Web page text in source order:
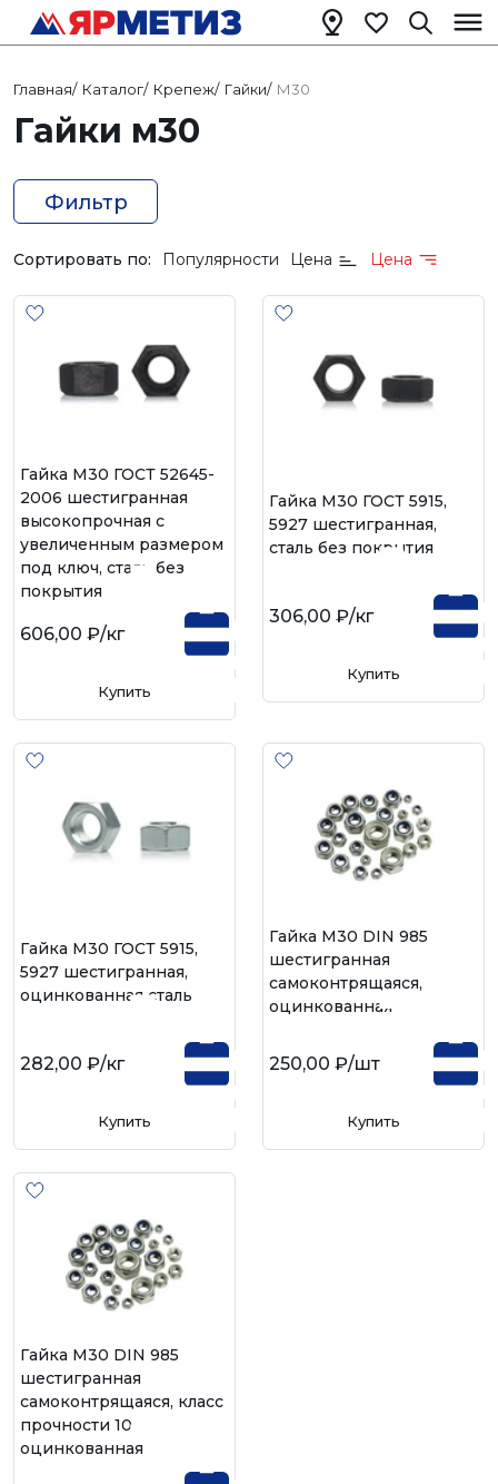
Главная/ Каталог/ Крепеж/ Гайки/ М30
Гайки м30
Фильтр
Сортировать по: Популярности Цена Цена
Гайка М30 ГОСТ 52645-
2006 шестигранная
высокопрочная с
увеличенным размером
под ключ, сталь без
покрытия
606,00 ₽/кг
Купить
Гайка М30 ГОСТ 5915,
5927 шестигранная,
сталь без покрытия
306,00 ₽/кг
Купить
Гайка М30 ГОСТ 5915,
5927 шестигранная,
оцинкованная сталь
282,00 ₽/кг
Купить
Гайка М30 DIN 985
шестигранная
самоконтрящаяся,
оцинкованная
250,00 ₽/шт
Купить
Гайка М30 DIN 985
шестигранная
самоконтрящаяся, класс
прочности 10,
оцинкованная